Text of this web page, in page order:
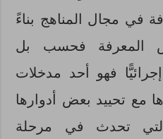
في مجال المناهج بناءً
المعرفة فحسب بل
فهو أحد مدخلات
مع تحييد بعض أدوارها
تحدث في مرحلة